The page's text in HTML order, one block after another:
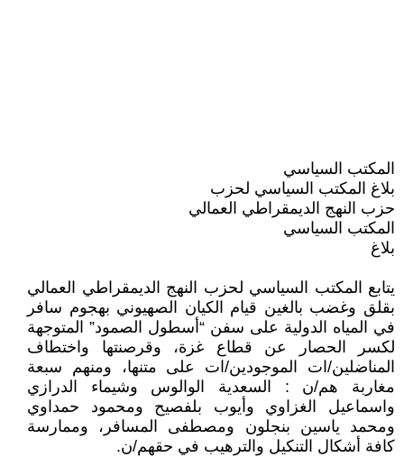
المكتب السياسي
بلاغ المكتب السياسي لحزب
حزب النهج الديمقراطي العمالي
المكتب السياسي
بلاغ
يتابع المكتب السياسي لحزب النهج الديمقراطي العمالي
بقلق وغضب بالغين قيام الكيان الصهيوني بهجوم سافر
في المياه الدولية على سفن “أسطول الصمود” المتوجهة
لكسر الحصار عن قطاع غزة، وقرصنتها واختطاف
المناضلين/ات الموجودين/ات على متنها، ومنهم سبعة
مغاربة هم/ن : السعدية الوالوس وشيماء الدرازي
واسماعيل الغزاوي وأيوب بلفصيح ومحمود حمداوي
ومحمد ياسين بنجلون ومصطفى المسافر، وممارسة
كافة أشكال التنكيل والترهيب في حقهم/ن.